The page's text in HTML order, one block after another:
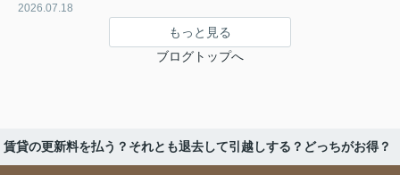
2026.07.18
もっと見る
ブログトップへ
賃貸の更新料を払う？それとも退去して引越しする？どっちがお得？